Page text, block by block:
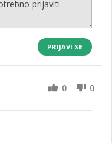
PRIJAVI SE
0 0